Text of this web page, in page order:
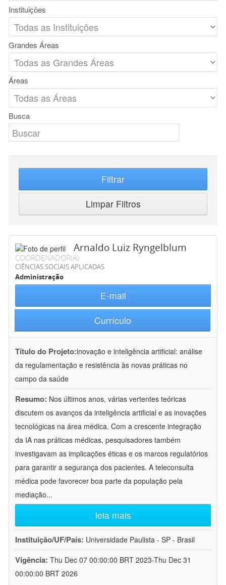
Instituições
Grandes Áreas
Áreas
Busca
Filtrar
Limpar Filtros
Arnaldo Luiz Ryngelblum
COORDENADOR(A)
CIÊNCIAS SOCIAIS APLICADAS
Administração
E-mail
Currículo
Título do Projeto:inovação e inteligência artificial: análise
da regulamentação e resistência às novas práticas no
campo da saúde
Resumo: Nos últimos anos, várias vertentes teóricas
discutem os avanços da inteligência artificial e as inovações
tecnológicas na área médica. Com a crescente integração
da IA nas práticas médicas, pesquisadores também
investigavam as implicações éticas e os marcos regulatórios
para garantir a segurança dos pacientes. A teleconsulta
médica pode favorecer boa parte da população pela
mediação...
leia mais
Instituição/UF/País: Universidade Paulista - SP - Brasil
Vigência: Thu Dec 07 00:00:00 BRT 2023-Thu Dec 31
00:00:00 BRT 2026